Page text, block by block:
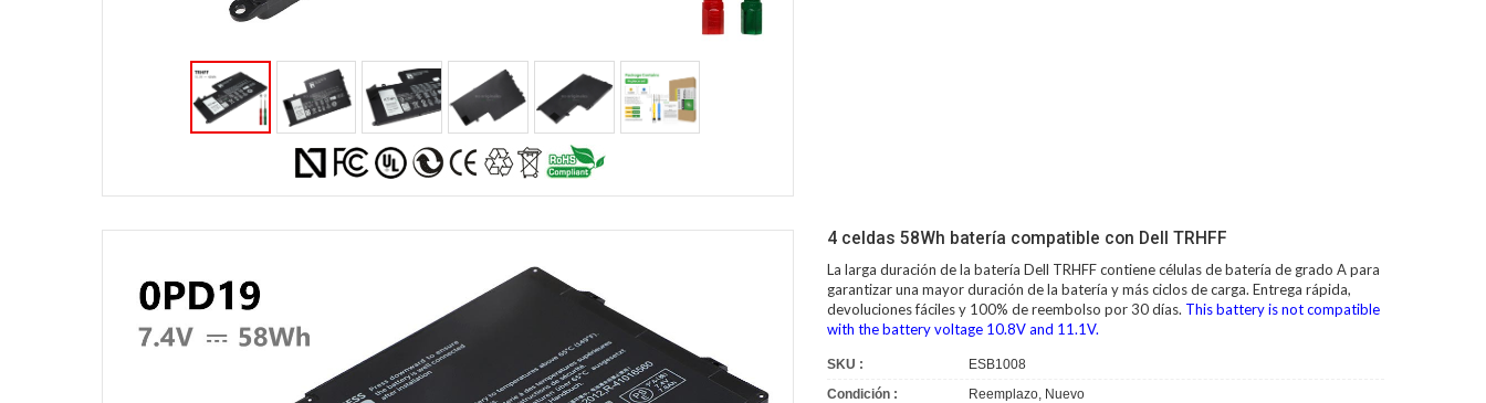
4 celdas 58Wh batería compatible con Dell TRHFF
La larga duración de labatería Dell TRHFFcontiene células de batería de grado A para
garantizar una mayor duración de la batería y más ciclos de carga. Entrega rápida,
devoluciones fáciles y 100% de reembolso por 30 días. This battery is not compatible
with the battery voltage 10.8V and 11.1V.
SKU :
ESB1008
Condición :
Reemplazo, Nuevo